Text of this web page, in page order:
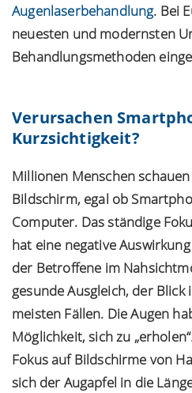
Augenlaserbehandlung. Bei
neuesten und modernsten
Behandlungsmethoden
Verursachen
Kurzsichtigkeit?
Millionen Menschen
Bildschirm, egal ob
Computer. Das ständige
hat eine negative
der Betroffene im
gesunde Ausgleich, der
meisten Fällen. Die Augen
Möglichkeit, sich zu
Fokus auf Bildschirme von
sich der Augapfel in die